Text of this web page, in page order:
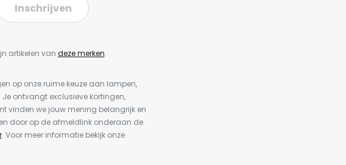
Inschrijven
artikelen van deze merken.
op onze ruime keuze aan lampen,
ontvangt exclusieve kortingen,
vinden we jouw mening belangrijk en
door op de afmeldlink onderaan de
. Voor meer informatie bekijk onze